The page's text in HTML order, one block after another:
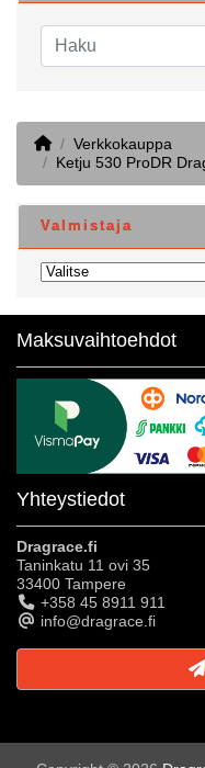
HomeVerkkokauppa
Ketju 530 ProDR
Valmistaja
Maksuvaihtoehdot
Yhteystiedot
Dragrace.fi
Taninkatu 11 ovi 35
33400 Tampere
+358 45 8911 911
info@dragrace.fi